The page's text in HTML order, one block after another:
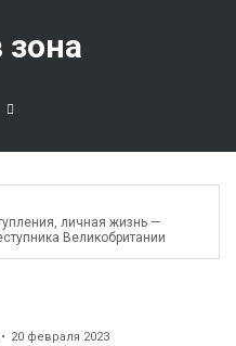
личная жизнь —
Великобритании
20 февраля 2023